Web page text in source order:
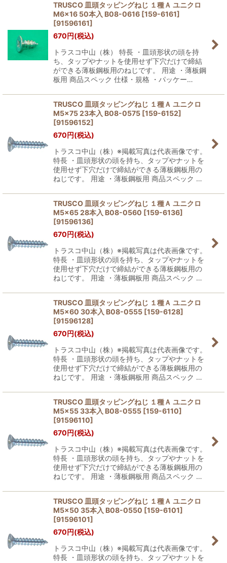
TRUSCO 皿頭タッピングねじ １種Ａ ユニクロ
M6×16 50本入 B08-0616 [159-6161]
[91596161]
670円(税込)
トラスコ中山（株） 特長 ・皿頭形状の頭を持
ち、タップやナットを使用せず下穴だけで締結
ができる薄板鋼板用のねじです。 用途 ・薄板鋼
板用 商品スペック 仕様・規格 ・パッケー…
TRUSCO 皿頭タッピングねじ １種Ａ ユニクロ
M5×75 23本入 B08-0575 [159-6152]
[91596152]
670円(税込)
トラスコ中山（株）※掲載写真は代表画像です。
特長 ・皿頭形状の頭を持ち、タップやナットを
使用せず下穴だけで締結ができる薄板鋼板用の
ねじです。 用途 ・薄板鋼板用 商品スペック …
TRUSCO 皿頭タッピングねじ １種Ａ ユニクロ
M5×65 28本入 B08-0560 [159-6136]
[91596136]
670円(税込)
トラスコ中山（株）※掲載写真は代表画像です。
特長 ・皿頭形状の頭を持ち、タップやナットを
使用せず下穴だけで締結ができる薄板鋼板用の
ねじです。 用途 ・薄板鋼板用 商品スペック …
TRUSCO 皿頭タッピングねじ １種Ａ ユニクロ
M5×60 30本入 B08-0555 [159-6128]
[91596128]
670円(税込)
トラスコ中山（株）※掲載写真は代表画像です。
特長 ・皿頭形状の頭を持ち、タップやナットを
使用せず下穴だけで締結ができる薄板鋼板用の
ねじです。 用途 ・薄板鋼板用 商品スペック …
TRUSCO 皿頭タッピングねじ １種Ａ ユニクロ
M5×55 33本入 B08-0555 [159-6110]
[91596110]
670円(税込)
トラスコ中山（株）※掲載写真は代表画像です。
特長 ・皿頭形状の頭を持ち、タップやナットを
使用せず下穴だけで締結ができる薄板鋼板用の
ねじです。 用途 ・薄板鋼板用 商品スペック …
TRUSCO 皿頭タッピングねじ １種Ａ ユニクロ
M5×50 35本入 B08-0550 [159-6101]
[91596101]
670円(税込)
トラスコ中山（株）※掲載写真は代表画像です。
特長 ・皿頭形状の頭を持ち、タップやナットを